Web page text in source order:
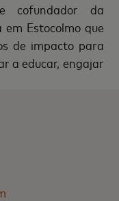
cofundador da
Estocolmo que
de impacto para
a educar, engajar